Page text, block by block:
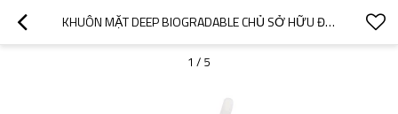
KHUÔN MẶT DEEP BIOGRADABLE CHỦ SỞ HỮU ĐA NĂNG MICROBLADING DỤNG CỤ CẦM TAY BÚT MICROBLADING DÙNG MỘT LẦN
1 / 5